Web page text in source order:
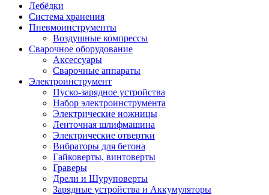
Лебёдки
Система хранения
Пневмоинструменты
Воздушные компрессы
Сварочное оборудование
Аксессуары
Сварочные аппараты
Электроинструмент
Пуско-зарядное устройства
Набор электроинструмента
Электрические ножницы
Ленточная шлифмашина
Электрические отвертки
Вибраторы для бетона
Гайковерты, винтоверты
Граверы
Дрели и Шуруповерты
Зарядные устройства и Аккумуляторы